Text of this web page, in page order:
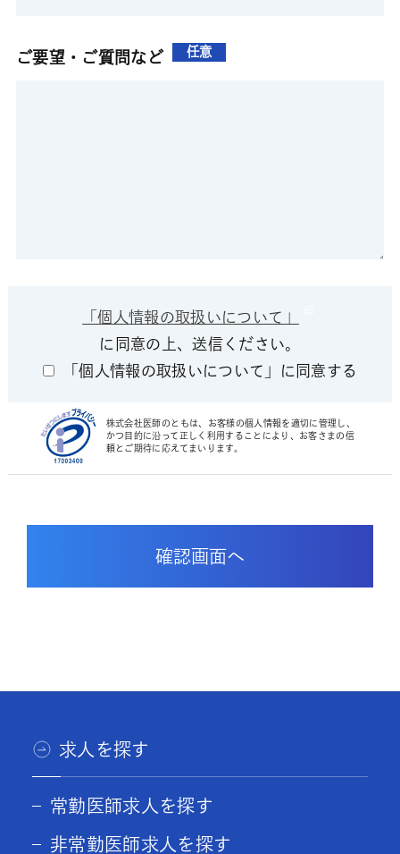
ご要望・ご質問など 任意
「個人情報の取扱いについて」
に同意の上、送信ください。
「個人情報の取扱いについて」に同意する
株式会社医師のともは、お客様の個人情報を適切に管理し、
かつ目的に沿って正しく利用することにより、お客さまの信
頼とご期待に応えてまいります。
求人を探す
常勤医師求人を探す
非常勤医師求人を探す